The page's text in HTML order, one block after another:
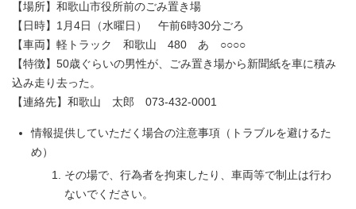
【場所】和歌山市役所前のごみ置き場
【日時】1月4日（水曜日） 午前6時30分ごろ
【車両】軽トラック 和歌山 480 あ ○○○○
【特徴】50歳ぐらいの男性が、ごみ置き場から新聞紙を車に積み
込み走り去った。
【連絡先】和歌山 太郎 073-432-0001
情報提供していただく場合の注意事項（トラブルを避けるた
め）
その場で、行為者を拘束したり、車両等で制止は行わ
ないでください。